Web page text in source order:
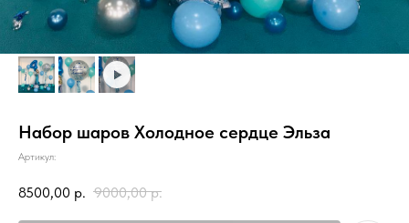
Набор шаров Холодное сердце Эльза
Артикул:
8500,00 р. 9000,00 р.